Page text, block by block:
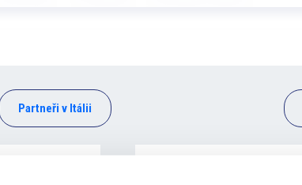
Partneři v Itálii